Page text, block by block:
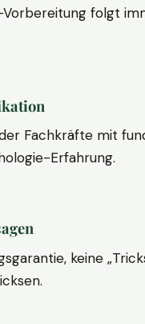
Vorbereitung folgt
Fachkräfte mit
Erfahrung.
keine